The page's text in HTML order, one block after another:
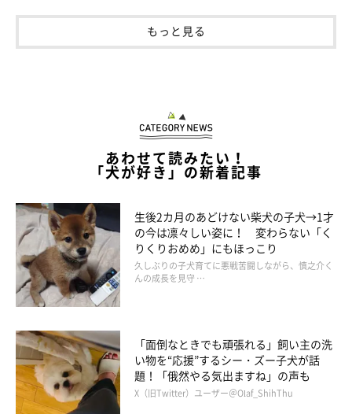
もっと見る
あわせて読みたい！
「犬が好き」の新着記事
生後2カ月のあどけない柴犬の子犬→1才
の今は凛々しい姿に！ 変わらない「く
りくりおめめ」にもほっこり
久しぶりの子犬育てに悪戦苦闘しながら、慎之介く
んの成長を見守 …
「面倒なときでも頑張れる」飼い主の洗
い物を“応援”するシー・ズー子犬が話
題！「俄然やる気出ますね」の声も
X（旧Twitter）ユーザー＠Olaf_ShihThu